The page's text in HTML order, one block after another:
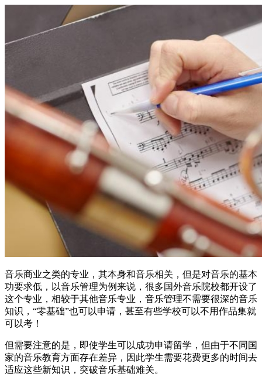
音乐商业之类的专业，其本身和音乐相关，但是对音乐的基本
功要求低，以音乐管理为例来说，很多国外音乐院校都开设了
这个专业，相较于其他音乐专业，音乐管理不需要很深的音乐
知识，“零基础”也可以申请，甚至有些学校可以不用作品集就
可以考！
但需要注意的是，即使学生可以成功申请留学，但由于不同国
家的音乐教育方面存在差异，因此学生需要花费更多的时间去
适应这些新知识，突破音乐基础难关。